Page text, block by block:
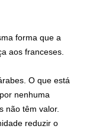
forma que a
aos franceses.
O que está
nenhuma
não têm valor.
reduzir o